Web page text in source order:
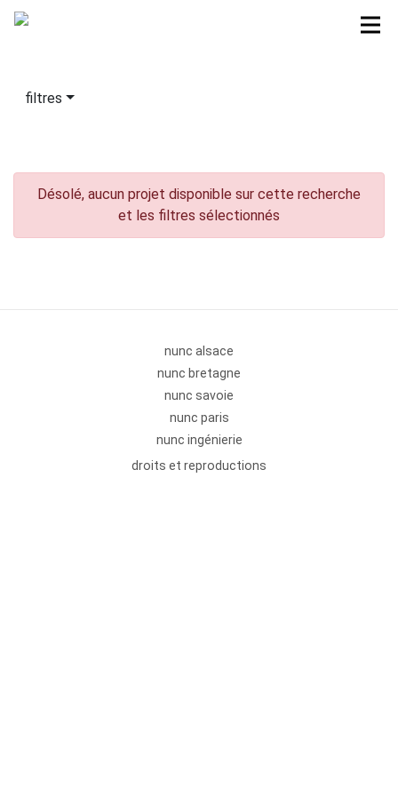
filtres
Désolé, aucun projet disponible sur cette recherche
et les filtres sélectionnés
nunc alsace
nunc bretagne
nunc savoie
nunc paris
nunc ingénierie
droits et reproductions